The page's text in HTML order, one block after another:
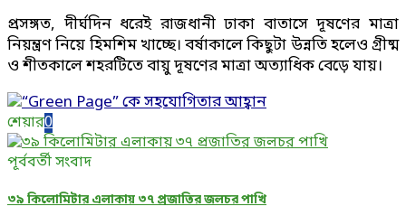
প্রসঙ্গত, দীর্ঘদিন ধরেই রাজধানী ঢাকা বাতাসে দূষণের মাত্রা
নিয়ন্ত্রণ নিয়ে হিমশিম খাচ্ছে। বর্ষাকালে কিছুটা উন্নতি হলেও গ্রীষ্ম
ও শীতকালে শহরটিতে বায়ু দূষণের মাত্রা অত্যাধিক বেড়ে যায়।
শেয়ার0
পূর্ববর্তী সংবাদ
৩৯ কিলোমিটার এলাকায় ৩৭ প্রজাতির জলচর পাখি